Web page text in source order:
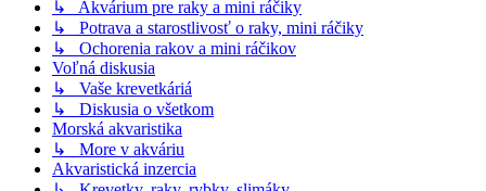
↳ Akvárium pre raky a mini ráčiky
↳ Potrava a starostlivosť o raky, mini ráčiky
↳ Ochorenia rakov a mini ráčikov
Voľná diskusia
↳ Vaše krevetkáriá
↳ Diskusia o všetkom
Morská akvaristika
↳ More v akváriu
Akvaristická inzercia